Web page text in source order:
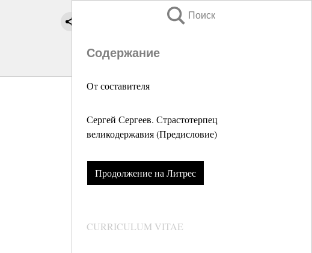
Поиск
Содержание
От составителя
Сергей Сергеев. Страстотерпец
великодержавия (Предисловие)
Продолжение на Литрес
CURRICULUM VITAE